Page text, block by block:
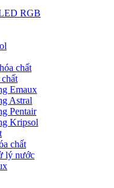
RGB
chất
Emaux
Astral
Pentair
Kripsol
chất
lý nước